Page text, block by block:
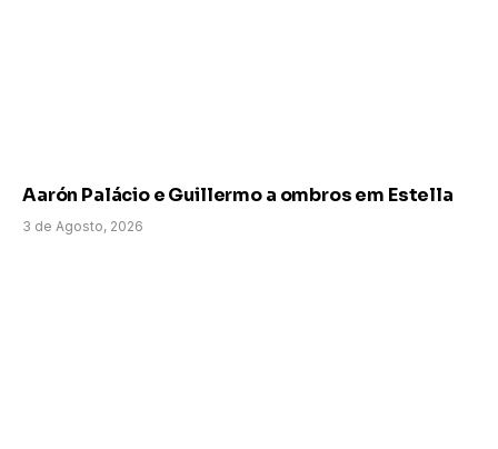
Aarón Palácio e Guillermo a ombros em Estella
3 de Agosto, 2026